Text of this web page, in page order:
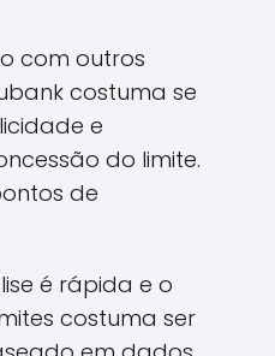
com outros
costuma se
e
do limite.
de
é rápida e o
costuma ser